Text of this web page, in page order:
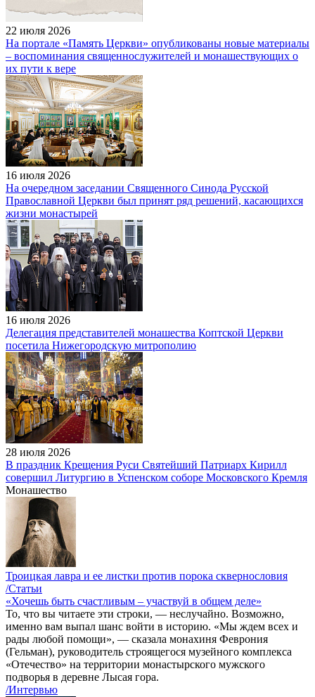
22 июля 2026
На портале «Память Церкви» опубликованы новые материалы
– воспоминания священнослужителей и монашествующих о
их пути к вере
16 июля 2026
На очередном заседании Священного Синода Русской
Православной Церкви был принят ряд решений, касающихся
жизни монастырей
16 июля 2026
Делегация представителей монашества Коптской Церкви
посетила Нижегородскую митрополию
28 июля 2026
В праздник Крещения Руси Святейший Патриарх Кирилл
совершил Литургию в Успенском соборе Московского Кремля
Монашество
Троицкая лавра и ее листки против порока сквернословия
/Статьи
«Хочешь быть счастливым – участвуй в общем деле»
То, что вы читаете эти строки, — неслучайно. Возможно,
именно вам выпал шанс войти в историю. «Мы ждем всех и
рады любой помощи», — сказала монахиня Феврония
(Гельман), руководитель строящегося музейного комплекса
«Отечество» на территории монастырского мужского
подворья в деревне Лысая гора.
/Интервью